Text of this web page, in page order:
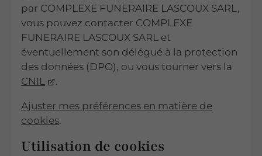
par COMPLEXE FUNERAIRE LASCOUX SARL,
vous pouvez contacter COMPLEXE
FUNERAIRE LASCOUX SARL et
éventuellement son délégué à la protection
des données (DPO), ou vous tourner vers la
CNIL
.
Ajuster mes préférences en matière de
cookies.
Utilisation de cookies